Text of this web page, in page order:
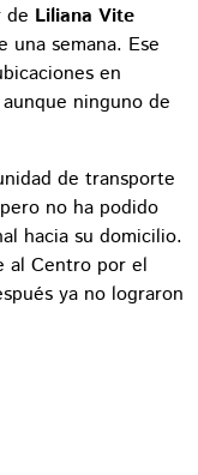
de Liliana Vite
una semana. Ese
en
ninguno de
de transporte
no ha podido
hacia su domicilio.
al Centro por el
ya no lograron